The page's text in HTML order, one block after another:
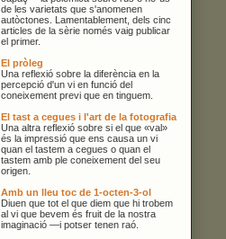
de les varietats que s'anomenen
autòctones. Lamentablement, dels cinc
articles de la sèrie només vaig publicar
el primer.
El pròleg
Una reflexió sobre la diferència en la
percepció d'un vi en funció del
coneixement previ que en tinguem.
El tast a cegues i l'art de la fotografia
Una altra reflexió sobre si el que «val»
és la impressió que ens causa un vi
quan el tastem a cegues o quan el
tastem amb ple coneixement del seu
origen.
Amb un lleu toc de 1-octen-3-ol
Diuen que tot el que diem que hi trobem
al vi que bevem és fruit de la nostra
imaginació —i potser tenen raó.